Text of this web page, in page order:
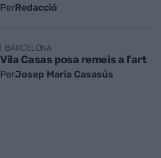
PerRedacció
BARCELONA
Vila Casas posa remeis a l'art
PerJosep Maria Casasús